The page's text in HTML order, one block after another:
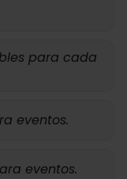
para cada
eventos.
eventos.